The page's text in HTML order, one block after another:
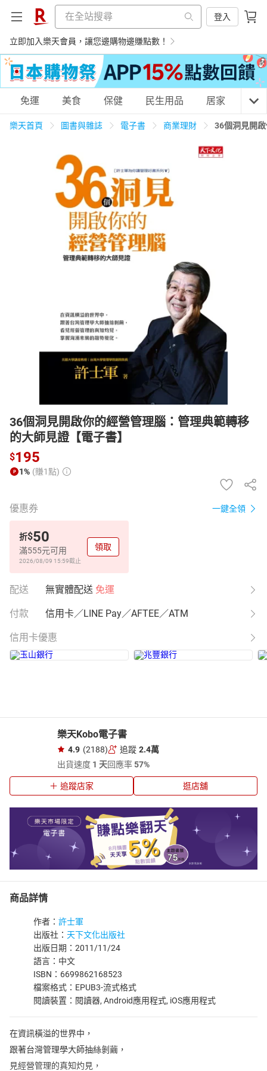
登入
立即加入樂天會員，讓您邊購物邊賺點數！
購物網分類
民生用品
3C家電 運動休閒
男裝 化妝保養
電子/紙本書
HOT
免運 美食 保健 民生用品 居家 3C
樂天首頁 圖書與雜誌 電子書 商業理財 36個洞見開
36個洞見開啟你的經營管理腦：管理典範轉移
的大師見證【電子書】
$195
1% (賺1點)
優惠券 一鍵全領
折$50
滿555元可用
2026/08/09 15:59截止
領取
配送 無實體配送 免運
付款 信用卡／LINE Pay／AFTEE／ATM
信用卡優惠
樂天Kobo電子書
4.9 (2188) 追蹤 2.4萬
出貨速度 1 天回應率57%
追蹤店家 逛店舖
商品詳情
作者： 許士軍
出版社： 天下文化出版社
出版日期：2011/11/24
語言：中文
ISBN：6699862168523
檔案格式：EPUB3-流式格式
閱讀裝置：閱讀器, Android應用程式, iOS應用程式
在資訊橫溢的世界中，
跟著台灣管理學大師抽絲剝繭，
見經營管理的真知灼見，